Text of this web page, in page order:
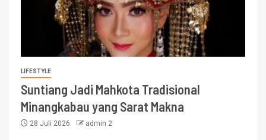
LIFESTYLE
Suntiang Jadi Mahkota Tradisional
Minangkabau yang Sarat Makna
28 Juli 2026 admin 2